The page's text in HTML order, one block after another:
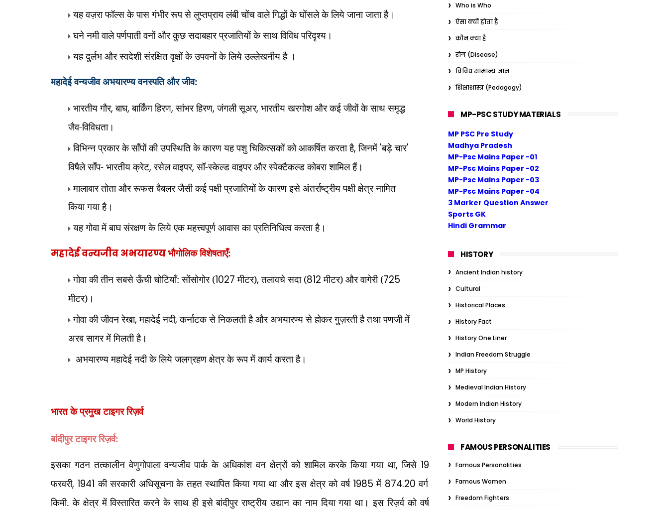
यह वज़रा फॉल्स के पास गंभीर रूप से लुप्तप्राय लंबी चोंच वाले गिद्धों के घोंसले के लिये जाना जाता है।
घने नमी वाले पर्णपाती वनों और कुछ सदाबहार प्रजातियों के साथ विविध परिदृश्य।
यह दुर्लभ और स्वदेशी संरक्षित वृक्षों के उपवनों के लिये उल्लेखनीय है ।
महादेई वन्यजीव अभयारण्यवनस्पति और जीव:
भारतीय गौर,बाघ,बार्किंग हिरण,सांभर हिरण,जंगली सूअर, भारतीय खरगोश और कई जीवों के साथ समृद्ध
जैव-विविधता।
विभिन्न प्रकार के साँपों की उपस्थिति के कारण यह पशु चिकित्सकों को आकर्षित करता है,जिनमें 'बड़े चार'
विषैले साँप- भारतीय क्रेट,रसेल वाइपर,सॉ-स्केल्ड वाइपर और स्पेक्टैकल्ड कोबरा शामिल हैं।
मालाबार तोता और रूफस बैबलर जैसी कई पक्षी प्रजातियों के कारण इसे अंतर्राष्ट्रीय पक्षी क्षेत्र नामित
किया गया है।
यह गोवा में बाघ संरक्षण के लिये एक महत्त्वपूर्ण आवास का प्रतिनिधित्व करता है।
महादेई वन्यजीव अभयारण्यभौगोलिक विशेषताएँ:
गोवा की तीन सबसे ऊँची चोटियाँ: सोंसोगोर (1027 मीटर),तलावचे सदा (812 मीटर) और वागेरी (725
मीटर)।
गोवा की जीवन रेखा,महादेई नदी,कर्नाटक से निकलती है और अभयारण्य से होकर गुज़रती है तथा पणजी में
अरब सागर में मिलती है।
अभयारण्य महादेई नदी के लिये जलग्रहण क्षेत्र के रूप में कार्य करता है।
भारत के प्रमुख टाइगर रिज़र्व
बांदीपुर टाइगर रिज़र्व:
इसका गठन तत्कालीन वेणुगोपाला वन्यजीव पार्क के अधिकांश वन क्षेत्रों को शामिल करके किया गया था,जिसे 19
फरवरी, 1941 की सरकारी अधिसूचना के तहत स्थापित किया गया था और इस क्षेत्र को वर्ष 1985 में 874.20 वर्ग
किमी. के क्षेत्र में विस्तारित करने के साथ ही इसे बांदीपुर राष्ट्रीय उद्यान का नाम दिया गया था। इस रिज़र्व को वर्ष
Who is Who
ऐसा क्यों होता है
कौन क्या है
रोग (Disease)
विविध सामान्य ज्ञान
शिक्षाशास्त्र (Pedagogy)
MP-PSC STUDY MATERIALS
MP PSC Pre Study
Madhya Pradesh
MP-Psc Mains Paper -01
MP-Psc Mains Paper -02
MP-Psc Mains Paper -03
MP-Psc Mains Paper -04
3 Marker Question Answer
Sports GK
Hindi Grammar
HISTORY
Ancient Indian history
Cultural
Historical Places
History Fact
History One Liner
Indian Freedom Struggle
MP History
Medieval Indian History
Modern Indian History
World History
FAMOUS PERSONALITIES
Famous Personalities
Famous Women
Freedom Fighters